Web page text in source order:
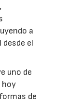
a
el
uno de
hoy
de